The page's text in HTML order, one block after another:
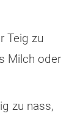
Teig zu
Milch oder
zu nass,